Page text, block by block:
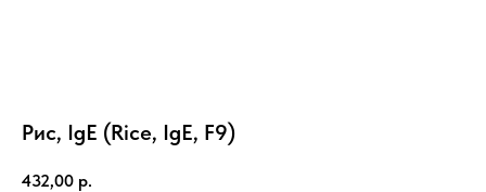
Рис, IgE (Rice, IgE, F9)
432,00 р.